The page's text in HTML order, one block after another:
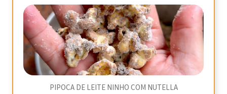
PIPOCA DE LEITE NINHO COM NUTELLA